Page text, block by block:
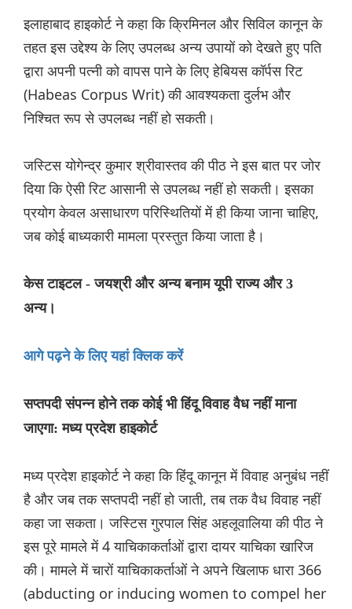
इलाहाबाद हाइकोर्ट ने कहा कि क्रिमिनल और सिविल कानून के
तहत इस उद्देश्य के लिए उपलब्ध अन्य उपायों को देखते हुए पति
द्वारा अपनी पत्नी को वापस पाने के लिए हेबियस कॉर्पस रिट
(Habeas Corpus Writ) की आवश्यकता दुर्लभ और
निश्चित रूप से उपलब्ध नहीं हो सकती।
जस्टिस योगेन्द्र कुमार श्रीवास्तव की पीठ ने इस बात पर जोर
दिया कि ऐसी रिट आसानी से उपलब्ध नहीं हो सकती। इसका
प्रयोग केवल असाधारण परिस्थितियों में ही किया जाना चाहिए,
जब कोई बाध्यकारी मामला प्रस्तुत किया जाता है।
केस टाइटल - जयश्री और अन्य बनाम यूपी राज्य और 3
अन्य।
आगे पढ़ने के लिए यहां क्लिक करें
सप्तपदी संपन्न होने तक कोई भी हिंदू विवाह वैध नहीं माना
जाएगा: मध्य प्रदेश हाइकोर्ट
मध्य प्रदेश हाइकोर्ट ने कहा कि हिंदू कानून में विवाह अनुबंध नहीं
है और जब तक सप्तपदी नहीं हो जाती, तब तक वैध विवाह नहीं
कहा जा सकता। जस्टिस गुरपाल सिंह अहलूवालिया की पीठ ने
इस पूरे मामले में 4 याचिकाकर्ताओं द्वारा दायर याचिका खारिज
की। मामले में चारों याचिकाकर्ताओं ने अपने खिलाफ धारा 366
(abducting or inducing women to compel her